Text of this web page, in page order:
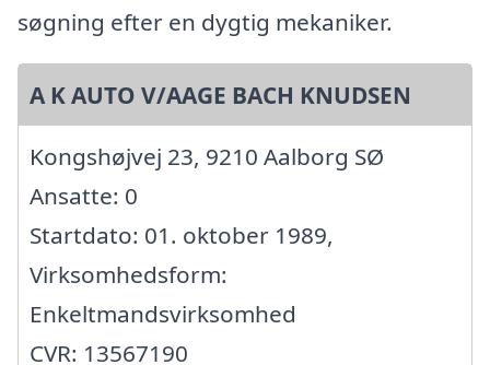
søgning efter en dygtig mekaniker.
A K AUTO V/AAGE BACH KNUDSEN
Kongshøjvej 23, 9210 Aalborg SØ
Ansatte: 0
Startdato: 01. oktober 1989,
Virksomhedsform:
Enkeltmandsvirksomhed
CVR: 13567190